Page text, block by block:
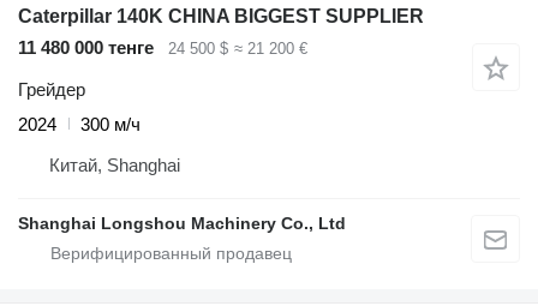
Caterpillar 140K CHINA BIGGEST SUPPLIER
11 480 000 тенге
24 500 $ ≈ 21 200 €
Грейдер
2024
300 м/ч
Китай, Shanghai
Shanghai Longshou Machinery Co., Ltd